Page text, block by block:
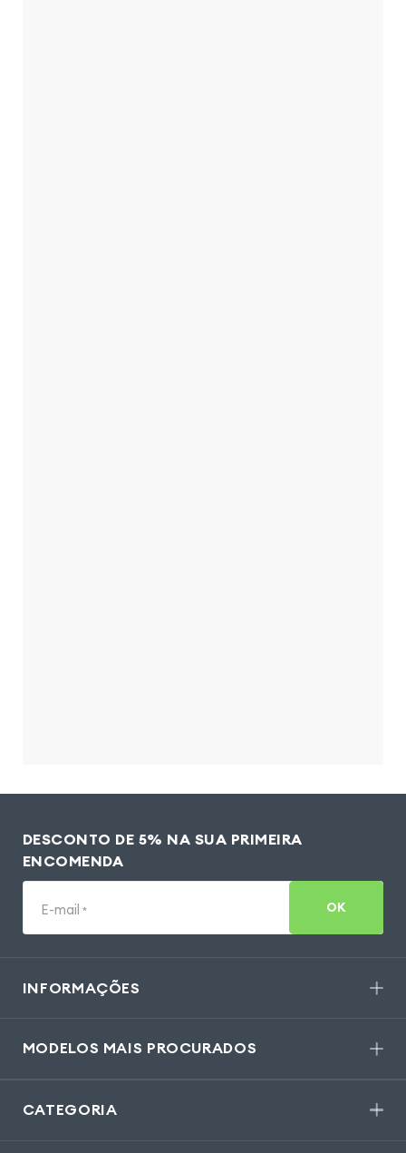
DESCONTO DE 5% NA SUA PRIMEIRA
ENCOMENDA
E-mail * OK
INFORMAÇÕES
MODELOS MAIS PROCURADOS
CATEGORIA